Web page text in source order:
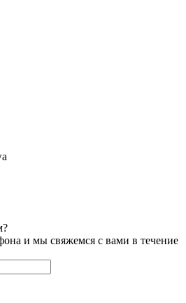
и мы свяжемся с вами в течение